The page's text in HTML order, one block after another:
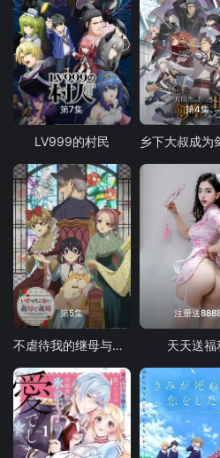
第7集
LV999的村民
第4集
第5集
不虐待我的继母与继姐
注册送
天天送福